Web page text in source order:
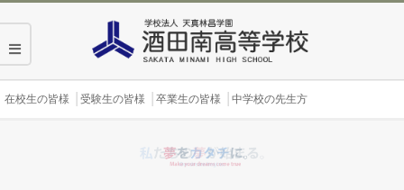
content
Secondary
在校生の皆様 受験生の皆様 卒業生の皆様 中学校の先生方